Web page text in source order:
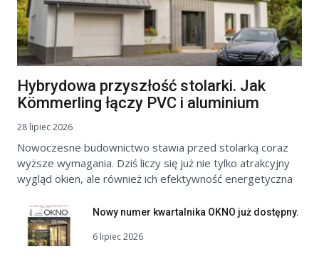
Hybrydowa przyszłość stolarki. Jak
Kömmerling łączy PVC i aluminium
28 lipiec 2026
Nowoczesne budownictwo stawia przed stolarką coraz
wyższe wymagania. Dziś liczy się już nie tylko atrakcyjny
wygląd okien, ale również ich efektywność energetyczna
Nowy numer kwartalnika OKNO już dostępny.
6 lipiec 2026